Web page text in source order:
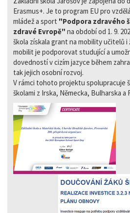
Erasmus+. Je to program EU pro
mládež a sport "Podpora zdravého
zdravé Evropě" na období od 1. 9.
škola získala grant na mobility učitelů i
mobilit je podporovat studující a
dovedností v cizím jazyce během
tak jejich osobní rozvoj.
V rámci tohoto projektu spolupracuje
školami z Irska, Německa, Bulharska a